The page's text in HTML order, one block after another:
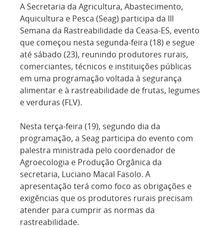
A Secretaria da Agricultura, Abastecimento,
Aquicultura e Pesca (Seag) participa da III
Semana da Rastreabilidade da Ceasa-ES, evento
que começou nesta segunda-feira (18) e segue
até sábado (23), reunindo produtores rurais,
comerciantes, técnicos e instituições públicas
em uma programação voltada à segurança
alimentar e à rastreabilidade de frutas, legumes
e verduras (FLV).
Nesta terça-feira (19), segundo dia da
programação, a Seag participa do evento com
palestra ministrada pelo coordenador de
Agroecologia e Produção Orgânica da
secretaria, Luciano Macal Fasolo. A
apresentação terá como foco as obrigações e
exigências que os produtores rurais precisam
atender para cumprir as normas da
rastreabilidade.